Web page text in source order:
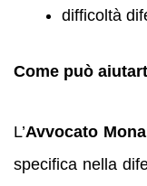
difficoltà
Come può
L’Avvocato
specifica nella